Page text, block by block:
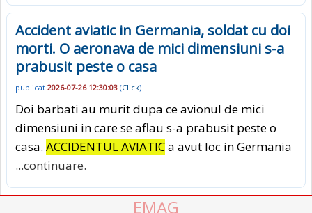
Accident aviatic in Germania, soldat cu doi
morti. O aeronava de mici dimensiuni s-a
prabusit peste o casa
publicat 2026-07-26 12:30:03 (Click)
Doi barbati au murit dupa ce avionul de mici
dimensiuni in care se aflau s-a prabusit peste o
casa. ACCIDENTUL AVIATICa avut loc in Germania
...continuare.
EMAG